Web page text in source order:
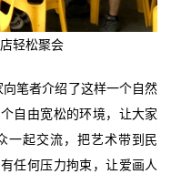
轻松聚会
笔者介绍了这样一个自然
自由宽松的环境，让大家
一起交流，把艺术带到民
任何压力拘束，让爱画人